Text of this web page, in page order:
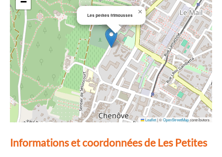
Les petites frimousses ×
Leaflet|©OpenStreetMapcontributors
Informations et coordonnées de Les Petites